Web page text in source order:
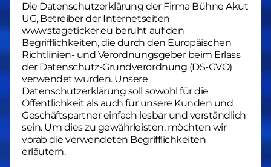
Die Datenschutzerklärung der Firma Bühne Akut
UG, Betreiber der Internetseiten
www.stageticker.eu beruht auf den
Begrifflichkeiten, die durch den Europäischen
Richtlinien- und Verordnungsgeber beim Erlass
der Datenschutz-Grundverordnung (DS-GVO)
verwendet wurden. Unsere
Datenschutzerklärung soll sowohl für die
Öffentlichkeit als auch für unsere Kunden und
Geschäftspartner einfach lesbar und verständlich
sein. Um dies zu gewährleisten, möchten wir
vorab die verwendeten Begrifflichkeiten
erläutern.